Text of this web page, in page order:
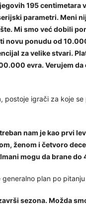
195 centimetara
parametri. Meni
Mi smo već dobili
novu ponudu od
za velike stvari.
evra. Verujem
postoje igrači za koje
nam je kao prvi
ženom i četvoro
mogu da brane
plan po
sezona. Možda